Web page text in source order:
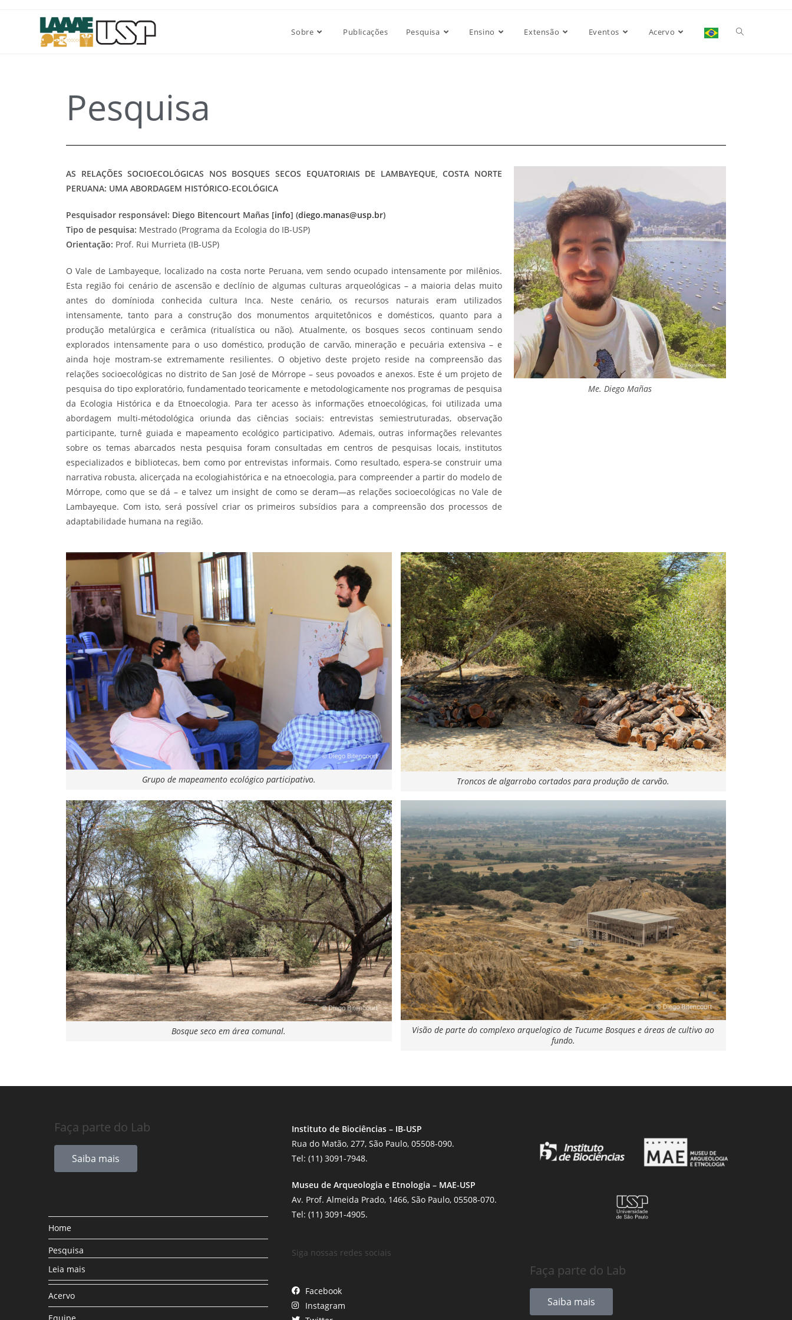
Sobre Publicações Pesquisa Ensino Extensão Eventos Acervo
Pesquisa
AS RELAÇÕES SOCIOECOLÓGICAS NOS BOSQUES SECOS EQUATORIAIS DE LAMBAYEQUE, COSTA NORTE
PERUANA: UMA ABORDAGEM HISTÓRICO-ECOLÓGICA
Pesquisador responsável: Diego Bitencourt Mañas [info] (diego.manas@usp.br)
Tipo de pesquisa: Mestrado (Programa da Ecologia do IB-USP)
Orientação: Prof. Rui Murrieta (IB-USP)
O Vale de Lambayeque, localizado na costa norte Peruana, vem sendo ocupado intensamente por milênios.
Esta região foi cenário de ascensão e declínio de algumas culturas arqueológicas – a maioria delas muito
antes do domínioda conhecida cultura Inca. Neste cenário, os recursos naturais eram utilizados
intensamente, tanto para a construção dos monumentos arquitetônicos e domésticos, quanto para a
produção metalúrgica e cerâmica (ritualística ou não). Atualmente, os bosques secos continuam sendo
explorados intensamente para o uso doméstico, produção de carvão, mineração e pecuária extensiva – e
ainda hoje mostram-se extremamente resilientes. O objetivo deste projeto reside na compreensão das
relações socioecológicas no distrito de San José de Mórrope – seus povoados e anexos. Este é um projeto de
pesquisa do tipo exploratório, fundamentado teoricamente e metodologicamente nos programas de pesquisa
da Ecologia Histórica e da Etnoecologia. Para ter acesso às informações etnoecológicas, foi utilizada uma
abordagem multi-métodológica oriunda das ciências sociais: entrevistas semiestruturadas, observação
participante, turnê guiada e mapeamento ecológico participativo. Ademais, outras informações relevantes
sobre os temas abarcados nesta pesquisa foram consultadas em centros de pesquisas locais, institutos
especializados e bibliotecas, bem como por entrevistas informais. Como resultado, espera-se construir uma
narrativa robusta, alicerçada na ecologiahistórica e na etnoecologia, para compreender a partir do modelo de
Mórrope, como que se dá – e talvez um insight de como se deram—as relações socioecológicas no Vale de
Lambayeque. Com isto, será possível criar os primeiros subsídios para a compreensão dos processos de
adaptabilidade humana na região.
Me. Diego Mañas
Grupo de mapeamento ecológico participativo. Troncos de algarrobo cortados para produção de carvão.
Bosque seco em área comunal.
Visão de parte do complexo arquelogico de Tucume Bosques e áreas de cultivo ao
fundo.
Faça parte do Lab
Saiba mais
Home
Pesquisa
Leia mais
Acervo
Equipe
Instituto de Biociências – IB-USP
Rua do Matão, 277, São Paulo, 05508-090.
Tel: (11) 3091-7948.
Museu de Arqueologia e Etnologia – MAE-USP
Av. Prof. Almeida Prado, 1466, São Paulo, 05508-070.
Tel: (11) 3091-4905.
Siga nossas redes sociais
Facebook
Instagram
Faça parte do Lab
Saiba mais